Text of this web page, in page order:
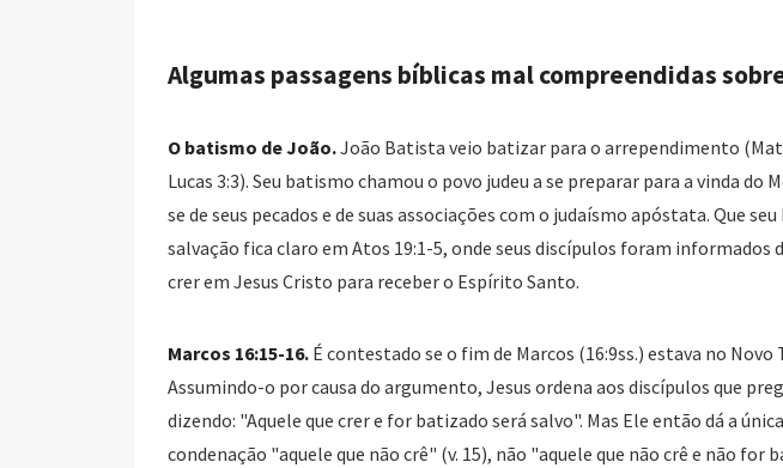
Algumas passagens bíblicas mal compreendidas
O batismo de João.João Batista veio batizar para o arrependimento
Lucas 3:3). Seu batismo chamou o povo judeu a se preparar para a vinda do
se de seus pecados e de suas associações com o judaísmo apóstata. Que
salvação fica claro em Atos 19:1-5, onde seus discípulos foram informados
crer em Jesus Cristo para receber o Espírito Santo.
Marcos 16:15-16. É contestado se o fim de Marcos (16:9ss.) estava no
Assumindo-o por causa do argumento, Jesus ordena aos discípulos que
dizendo: "Aquele que crer e for batizado será salvo". Mas Ele então dá a
condenação "aquele que não crê" (v. 15), não "aquele que não crê e não for